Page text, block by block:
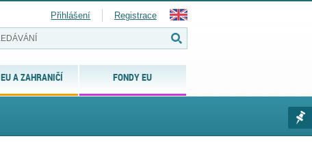
EU A ZAHRANIČÍ FONDY EU
Přihlášení Registrace